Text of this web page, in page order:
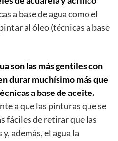
a base de agua como el
al óleo (técnicas a base
son las más gentiles con
durar muchísimo másque
a base de aceite.
a que las pinturas que se
fáciles de retirar que las
además, el agua la